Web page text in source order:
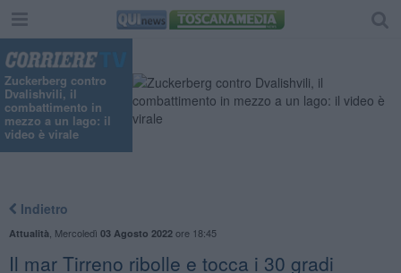
Zuckerberg contro
Dvalishvili, il
combattimento in
mezzo a un lago: il
video è virale
Indietro
Attualità Mercoledì 03 Agosto 2022ore 18:45
Il mar Tirreno ribolle e tocca i 30 gradi